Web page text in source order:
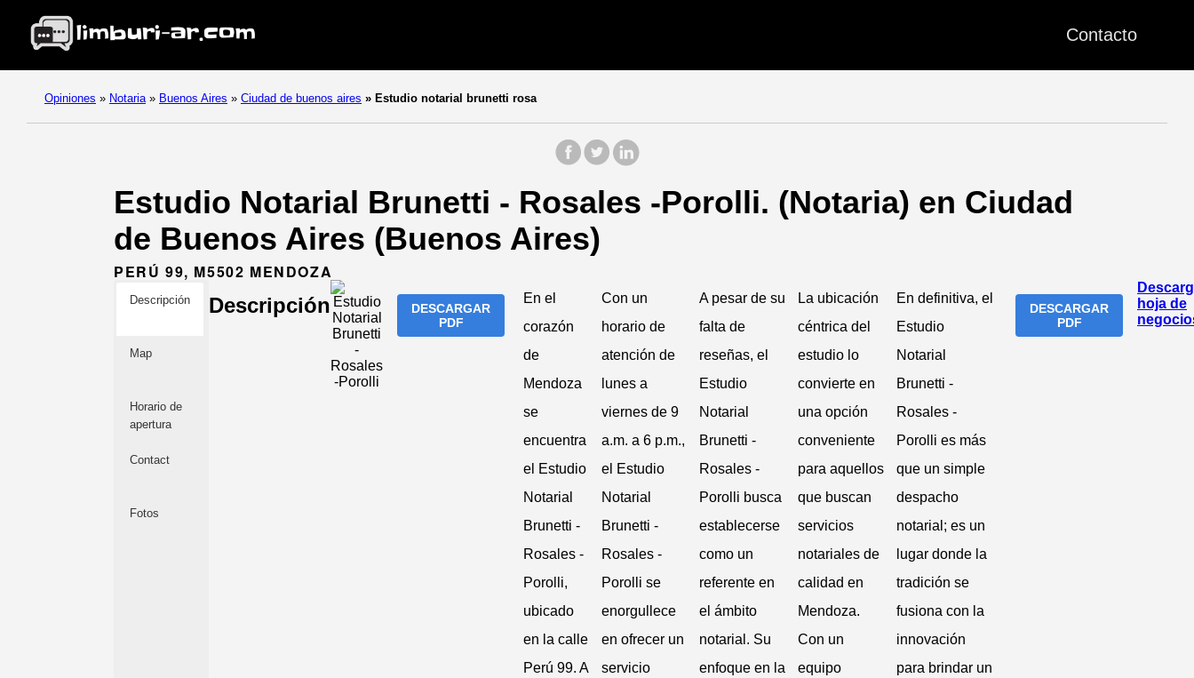
Contacto
Opiniones » Notaria » Buenos Aires » Ciudad de buenos aires » Estudio notarial brunetti rosa
Estudio Notarial Brunetti - Rosales -Porolli. (Notaria) en Ciudad
de Buenos Aires (Buenos Aires)
PERÚ 99, M5502 MENDOZA
Descripción
Map
Horario de
apertura
Contact
Fotos
Descripción
DESCARGAR
PDF
En el
corazón
de
Mendoza
se
encuentra
el Estudio
Notarial
Brunetti -
Rosales -
Porolli,
ubicado
en la calle
Perú 99. A
Con un
horario de
atención de
lunes a
viernes de 9
a.m. a 6 p.m.,
el Estudio
Notarial
Brunetti -
Rosales -
Porolli se
enorgullece
en ofrecer un
servicio
A pesar de su
falta de
reseñas, el
Estudio
Notarial
Brunetti -
Rosales -
Porolli busca
establecerse
como un
referente en
el ámbito
notarial. Su
enfoque en la
La ubicación
céntrica del
estudio lo
convierte en
una opción
conveniente
para aquellos
que buscan
servicios
notariales de
calidad en
Mendoza.
Con un
equipo
En definitiva, el
Estudio
Notarial
Brunetti -
Rosales -
Porolli es más
que un simple
despacho
notarial; es un
lugar donde la
tradición se
fusiona con la
innovación
para brindar un
DESCARGAR
PDF
hoja de